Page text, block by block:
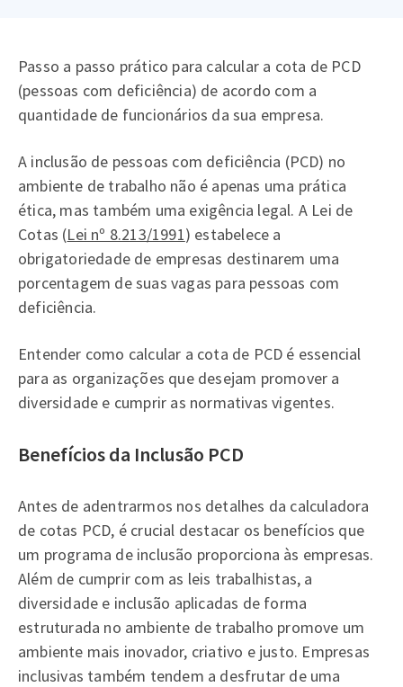
Passo a passo prático para calcular a cota de PCD
(pessoas com deficiência) de acordo com a
quantidade de funcionários da sua empresa.
A inclusão de pessoas com deficiência (PCD) no
ambiente de trabalho não é apenas uma prática
ética, mas também uma exigência legal. A Lei de
Cotas (Lei nº 8.213/1991) estabelece a
obrigatoriedade de empresas destinarem uma
porcentagem de suas vagas para pessoas com
deficiência.
Entender como calcular a cota de PCD é essencial
para as organizações que desejam promover a
diversidade e cumprir as normativas vigentes.
Benefícios da Inclusão PCD
Antes de adentrarmos nos detalhes da calculadora
de cotas PCD, é crucial destacar os benefícios que
um programa de inclusão proporciona às empresas.
Além de cumprir com as leis trabalhistas, a
diversidade e inclusão aplicadas de forma
estruturada no ambiente de trabalho promove um
ambiente mais inovador, criativo e justo. Empresas
inclusivas também tendem a desfrutar de uma